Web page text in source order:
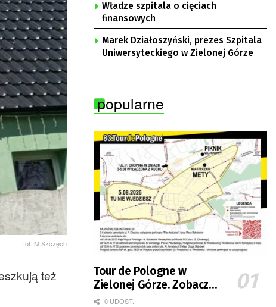
fot. M.Szczęch
też
Władze szpitala o cięciach
finansowych
Marek Działoszyński, prezes Szpitala
Uniwersyteckiego w Zielonej Górze
popularne
Tour de Pologne w
Zielonej Górze. Zobacz
zmiany w organizacji
0 UDOST.